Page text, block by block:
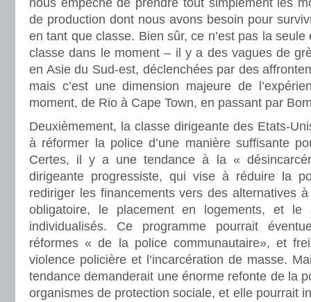
nous empêche de prendre tout simplement les
de production dont nous avons besoin pour
en tant que classe. Bien sûr, ce n’est pas la
classe dans le moment – il y a des vagues de
en Asie du Sud-est, déclenchées par des
mais c’est une dimension majeure de
moment, de Rio à Cape Town, en passant par
Deuxièmement, la classe dirigeante des Etats-
à réformer la police d’une manière suffisante
Certes, il y a une tendance à la «
dirigeante progressiste, qui vise à réduire la
rediriger les financements vers des alternatives
obligatoire, le placement en logements, et le
individualisés. Ce programme pourrait
réformes « de la police communautaire», et
violence policière et l’incarcération de masse.
tendance demanderait une énorme refonte de la
organismes de protection sociale, et elle pourrait